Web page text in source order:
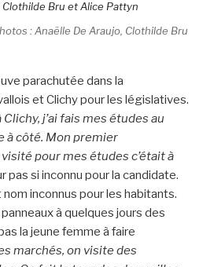
: Anaëlle De Araujo, Clothilde Bru
parachutée dans la
et Clichy pour les législatives.
Clichy, j’ai fais mes études au
à côté. Mon premier
pour mes études c’était à
pas si inconnu pour la candidate.
inconnus pour les habitants.
à quelques jours des
la jeune femme à faire
marchés, on visite des